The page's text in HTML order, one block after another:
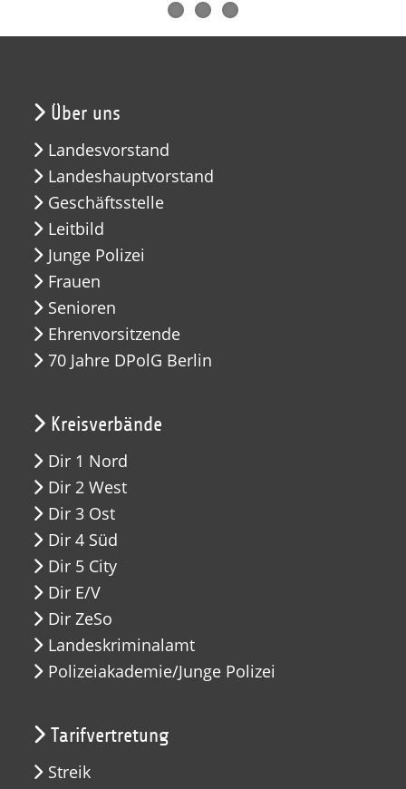
Über uns
Landesvorstand
Landeshauptvorstand
Geschäftsstelle
Leitbild
Junge Polizei
Frauen
Senioren
Ehrenvorsitzende
70 Jahre DPolG Berlin
Kreisverbände
Dir 1 Nord
Dir 2 West
Dir 3 Ost
Dir 4 Süd
Dir 5 City
Dir E/V
Dir ZeSo
Landeskriminalamt
Polizeiakademie/Junge Polizei
Tarifvertretung
Streik